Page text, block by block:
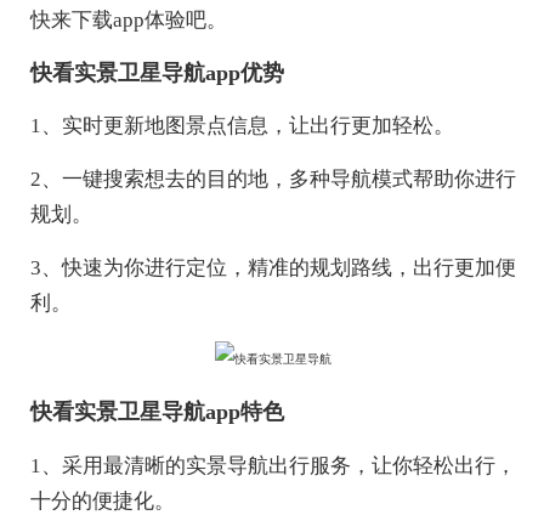
快来下载app体验吧。
快看实景卫星导航app优势
1、实时更新地图景点信息，让出行更加轻松。
2、一键搜索想去的目的地，多种导航模式帮助你进行
规划。
3、快速为你进行定位，精准的规划路线，出行更加便
利。
快看实景卫星导航app特色
1、采用最清晰的实景导航出行服务，让你轻松出行，
十分的便捷化。